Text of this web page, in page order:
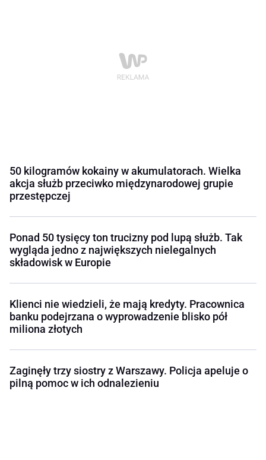
50 kilogramów kokainy w akumulatorach. Wielka
akcja służb przeciwko międzynarodowej grupie
przestępczej
Ponad 50 tysięcy ton trucizny pod lupą służb. Tak
wygląda jedno z największych nielegalnych
składowisk w Europie
Klienci nie wiedzieli, że mają kredyty. Pracownica
banku podejrzana o wyprowadzenie blisko pół
miliona złotych
Zaginęły trzy siostry z Warszawy. Policja apeluje o
pilną pomoc w ich odnalezieniu